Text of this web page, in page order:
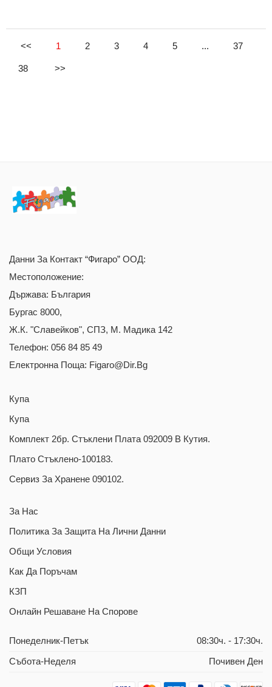
<< 1 2 3 4 5 ... 37
38 >>
Данни За Контакт “Фигаро” ООД:
Местоположение:
Държава: България
Бургас 8000,
Ж.к. "Славейков", СПЗ, М. Мадика 142
Телефон: 056 84 85 49
Електронна Поща: Figaro@dir.bg
Купа
Купа
Комплект 2бр. Стъклени Плата 092009 В Кутия.
Плато Стъклено-100183.
Сервиз За Хранене 090102.
За Нас
Политика За Защита На Лични Данни
Общи Условия
Как Да Поръчам
КЗП
Oнлайн Решаване На Спорове
Понеделник-Петък 08:30ч. - 17:30ч.
Събота-Неделя Почивен Ден